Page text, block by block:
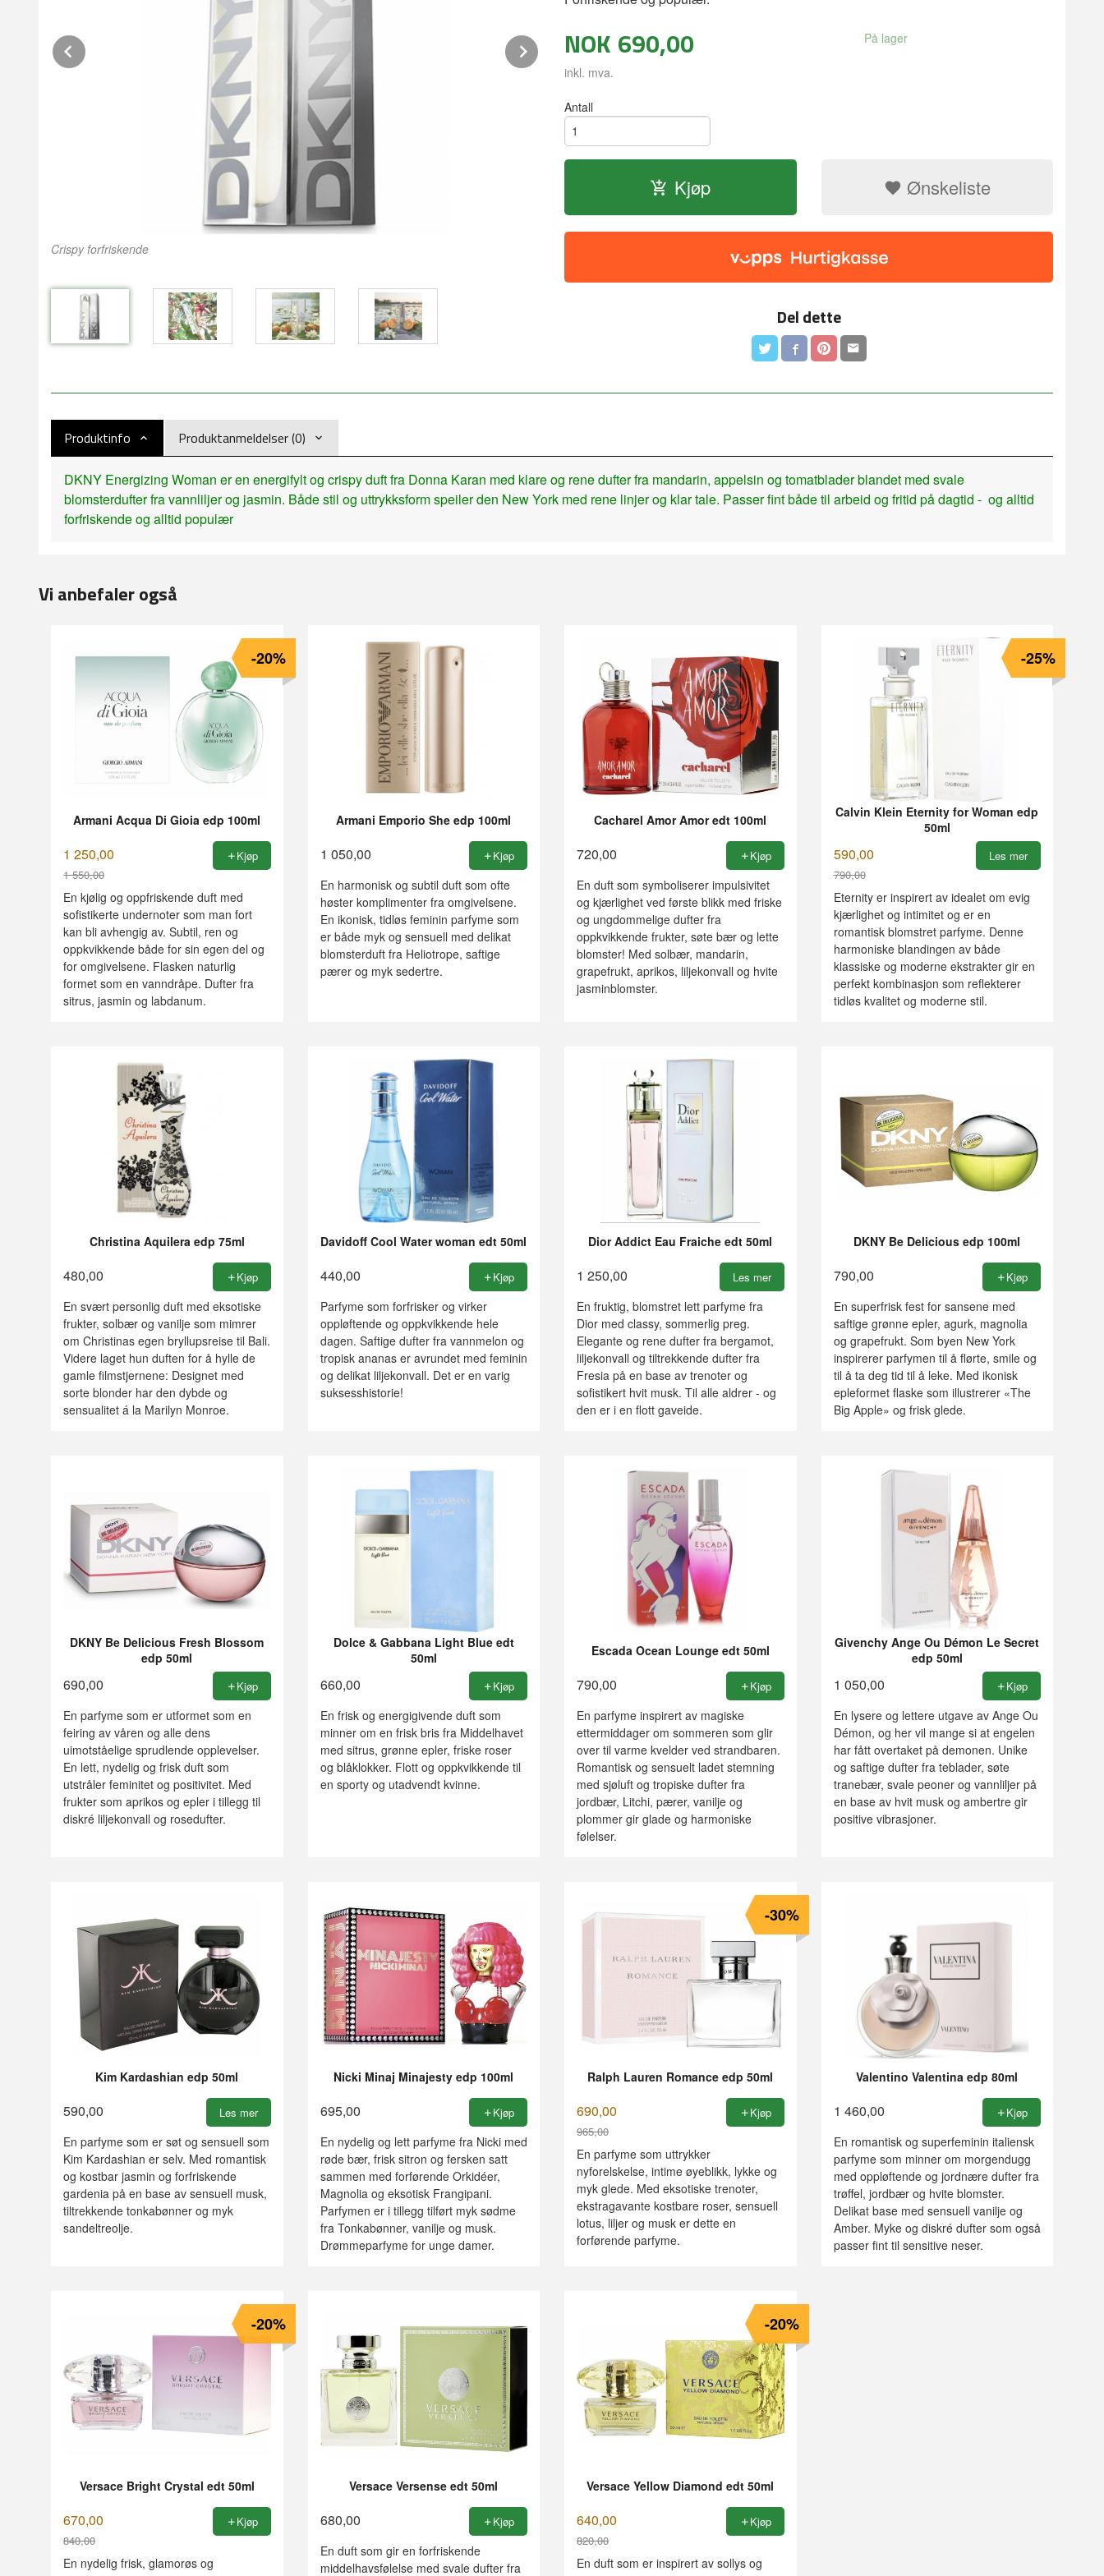
Crispy forfriskende
NextNOK 690,00
inkl. mva.
På lager
Antall
Kjøp Ønskeliste
Del dette
Produktinfo Produktanmeldelser (0)
DKNY Energizing Woman er en energifylt og crispy duft fra Donna Karan med klare og rene dufter fra mandarin, appelsin og tomatblader blandet med svale
blomsterdufter fra vannliljer og jasmin. Både stil og uttrykksform speiler den New York med rene linjer og klar tale. Passer fint både til arbeid og fritid på dagtid - og alltid
forfriskende og alltid populær
Vi anbefaler også
Armani Acqua Di Gioia edp 100ml
1 250,00
1 550,00
Rabatt
-20%
Kjøp
En kjølig og oppfriskende duft med
sofistikerte undernoter som man fort
kan bli avhengig av. Subtil, ren og
oppkvikkende både for sin egen del og
for omgivelsene. Flasken naturlig
formet som en vanndråpe. Dufter fra
sitrus, jasmin og labdanum.
Armani Emporio She edp 100ml
1 050,00 Kjøp
En harmonisk og subtil duft som ofte
høster komplimenter fra omgivelsene.
En ikonisk, tidløs feminin parfyme som
er både myk og sensuell med delikat
blomsterduft fra Heliotrope, saftige
pærer og myk sedertre.
Cacharel Amor Amor edt 100ml
720,00 Kjøp
En duft som symboliserer impulsivitet
og kjærlighet ved første blikk med friske
og ungdommelige dufter fra
oppkvikkende frukter, søte bær og lette
blomster! Med solbær, mandarin,
grapefrukt, aprikos, liljekonvall og hvite
jasminblomster.
Calvin Klein Eternity for Woman edp
50ml
590,00
790,00
Rabatt
-25%
Les mer
Eternity er inspirert av idealet om evig
kjærlighet og intimitet og er en
romantisk blomstret parfyme. Denne
harmoniske blandingen av både
klassiske og moderne ekstrakter gir en
perfekt kombinasjon som reflekterer
tidløs kvalitet og moderne stil.
Christina Aquilera edp 75ml
480,00 Kjøp
En svært personlig duft med eksotiske
frukter, solbær og vanilje som mimrer
om Christinas egen bryllupsreise til Bali.
Videre laget hun duften for å hylle de
gamle filmstjernene: Designet med
sorte blonder har den dybde og
sensualitet á la Marilyn Monroe.
Davidoff Cool Water woman edt 50ml
440,00 Kjøp
Parfyme som forfrisker og virker
oppløftende og oppkvikkende hele
dagen. Saftige dufter fra vannmelon og
tropisk ananas er avrundet med feminin
og delikat liljekonvall. Det er en varig
suksesshistorie!
Dior Addict Eau Fraiche edt 50ml
1 250,00 Les mer
En fruktig, blomstret lett parfyme fra
Dior med classy, sommerlig preg.
Elegante og rene dufter fra bergamot,
liljekonvall og tiltrekkende dufter fra
Fresia på en base av trenoter og
sofistikert hvit musk. Til alle aldrer - og
den er i en flott gaveide.
DKNY Be Delicious edp 100ml
790,00 Kjøp
En superfrisk fest for sansene med
saftige grønne epler, agurk, magnolia
og grapefrukt. Som byen New York
inspirerer parfymen til å flørte, smile og
til å ta deg tid til å leke. Med ikonisk
epleformet flaske som illustrerer «The
Big Apple» og frisk glede.
DKNY Be Delicious Fresh Blossom
edp 50ml
690,00 Kjøp
En parfyme som er utformet som en
feiring av våren og alle dens
uimotståelige sprudlende opplevelser.
En lett, nydelig og frisk duft som
utstråler feminitet og positivitet. Med
frukter som aprikos og epler i tillegg til
diskré liljekonvall og rosedufter.
Dolce & Gabbana Light Blue edt
50ml
660,00 Kjøp
En frisk og energigivende duft som
minner om en frisk bris fra Middelhavet
med sitrus, grønne epler, friske roser
og blåklokker. Flott og oppkvikkende til
en sporty og utadvendt kvinne.
Escada Ocean Lounge edt 50ml
790,00 Kjøp
En parfyme inspirert av magiske
ettermiddager om sommeren som glir
over til varme kvelder ved strandbaren.
Romantisk og sensuelt ladet stemning
med sjøluft og tropiske dufter fra
jordbær, Litchi, pærer, vanilje og
plommer gir glade og harmoniske
følelser.
Givenchy Ange Ou Démon Le Secret
edp 50ml
1 050,00 Kjøp
En lysere og lettere utgave av Ange Ou
Démon, og her vil mange si at engelen
har fått overtaket på demonen. Unike
og saftige dufter fra teblader, søte
tranebær, svale peoner og vannliljer på
en base av hvit musk og ambertre gir
positive vibrasjoner.
Kim Kardashian edp 50ml
590,00 Les mer
En parfyme som er søt og sensuell som
Kim Kardashian er selv. Med romantisk
og kostbar jasmin og forfriskende
gardenia på en base av sensuell musk,
tiltrekkende tonkabønner og myk
sandeltreolje.
Nicki Minaj Minajesty edp 100ml
695,00 Kjøp
En nydelig og lett parfyme fra Nicki med
røde bær, frisk sitron og fersken satt
sammen med forførende Orkidéer,
Magnolia og eksotisk Frangipani.
Parfymen er i tillegg tilført myk sødme
fra Tonkabønner, vanilje og musk.
Drømmeparfyme for unge damer.
Ralph Lauren Romance edp 50ml
690,00
965,00
Rabatt
-30%
Kjøp
En parfyme som uttrykker
nyforelskelse, intime øyeblikk, lykke og
myk glede. Med eksotiske trenoter,
ekstragavante kostbare roser, sensuell
lotus, liljer og musk er dette en
forførende parfyme.
Valentino Valentina edp 80ml
1 460,00 Kjøp
En romantisk og superfeminin italiensk
parfyme som minner om morgendugg
med oppløftende og jordnære dufter fra
trøffel, jordbær og hvite blomster.
Delikat base med sensuell vanilje og
Amber. Myke og diskré dufter som også
passer fint til sensitive neser.
Versace Bright Crystal edt 50ml
670,00
840,00
Rabatt
-20%
Kjøp
En nydelig frisk, glamorøs og
Versace Versense edt 50ml
680,00 Kjøp
En duft som gir en forfriskende
middelhavsfølelse med svale dufter fra
Versace Yellow Diamond edt 50ml
640,00
820,00
Rabatt
-20%
Kjøp
En duft som er inspirert av sollys og